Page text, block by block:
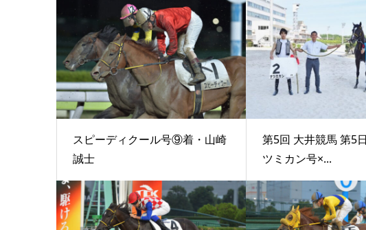
スピーディクール号⑨着・山崎
誠士
第5回 大井競馬 第5
ツミカン号×...